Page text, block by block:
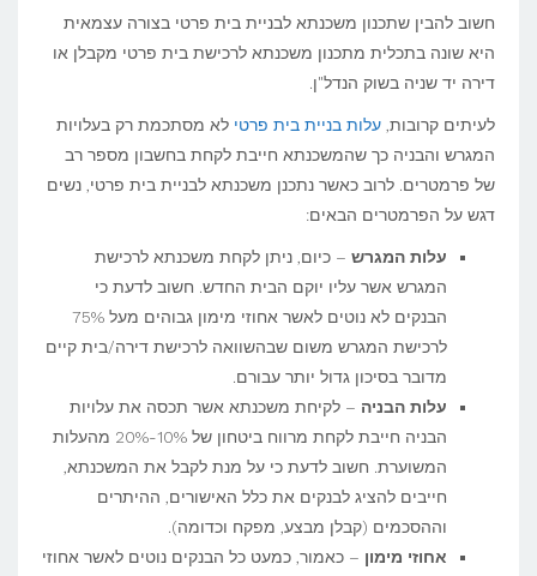
חשוב להבין שתכנון משכנתא לבניית בית פרטי בצורה עצמאית
היא שונה בתכלית מתכנון משכנתא לרכישת בית פרטי מקבלן או
דירה יד שניה בשוק הנדל"ן.
לעיתים קרובות, עלות בניית בית פרטי לא מסתכמת רק בעלויות
המגרש והבניה כך שהמשכנתא חייבת לקחת בחשבון מספר רב
של פרמטרים. לרוב כאשר נתכנן משכנתא לבניית בית פרטי, נשים
דגש על הפרמטרים הבאים:
עלות המגרש – כיום, ניתן לקחת משכנתא לרכישת
המגרש אשר עליו יוקם הבית החדש. חשוב לדעת כי
הבנקים לא נוטים לאשר אחוזי מימון גבוהים מעל 75%
לרכישת המגרש משום שבהשוואה לרכישת דירה/בית קיים
מדובר בסיכון גדול יותר עבורם.
עלות הבניה – לקיחת משכנתא אשר תכסה את עלויות
הבניה חייבת לקחת מרווח ביטחון של 10%-20% מהעלות
המשוערת. חשוב לדעת כי על מנת לקבל את המשכנתא,
חייבים להציג לבנקים את כלל האישורים, ההיתרים
וההסכמים (קבלן מבצע, מפקח וכדומה).
אחוזי מימון – כאמור, כמעט כל הבנקים נוטים לאשר אחוזי